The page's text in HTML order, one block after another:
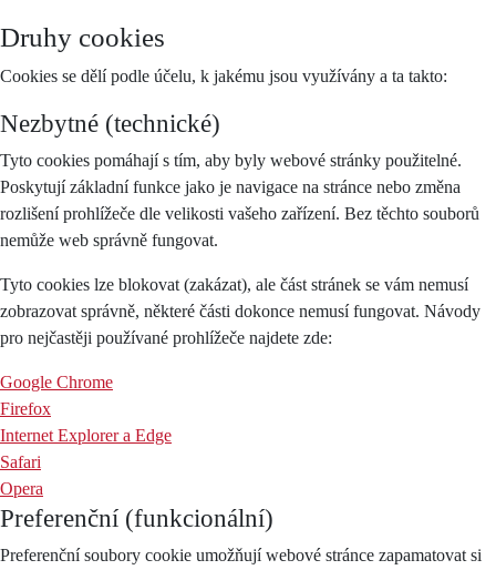
Druhy cookies
Cookies se dělí podle účelu, k jakému jsou využívány a ta takto:
Nezbytné (technické)
Tyto cookies pomáhají s tím, aby byly webové stránky použitelné.
Poskytují základní funkce jako je navigace na stránce nebo změna
rozlišení prohlížeče dle velikosti vašeho zařízení. Bez těchto souborů
nemůže web správně fungovat.
Tyto cookies lze blokovat (zakázat), ale část stránek se vám nemusí
zobrazovat správně, některé části dokonce nemusí fungovat. Návody
pro nejčastěji používané prohlížeče najdete zde:
Google Chrome
Firefox
Internet Explorer a Edge
Safari
Opera
Preferenční (funkcionální)
Preferenční soubory cookie umožňují webové stránce zapamatovat si